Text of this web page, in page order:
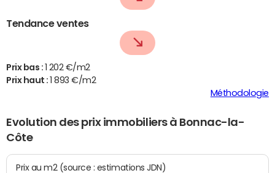
Tendance ventes
Prix bas :
1 202 €/m2
Prix haut :
1 893 €/m2
Méthodologie
Evolution des prix immobiliers à Bonnac-la-
Côte
Prix au m2 (source : estimations JDN)